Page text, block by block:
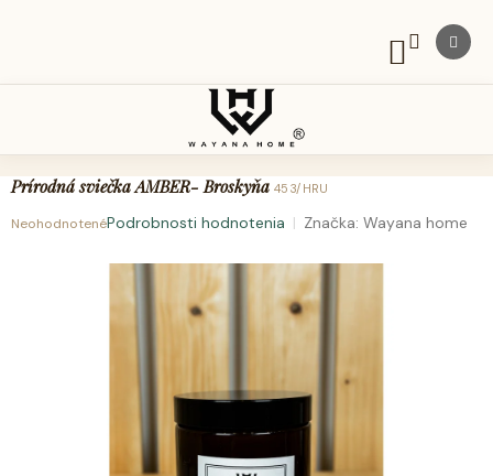
NÁKUPNÝ
KOŠÍK
Prírodná sviečka AMBER- Broskyňa 453/HRU
Priemerné
NeohodnotenéPodrobnosti hodnotenia Značka:Wayana home